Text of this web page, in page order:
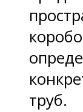
труб.